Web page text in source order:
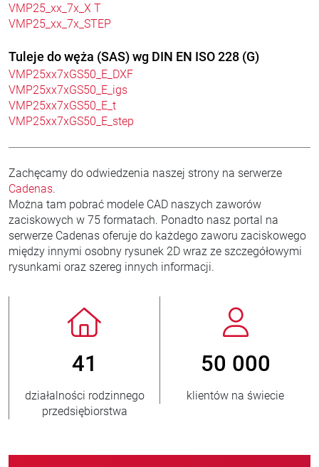
VMP25_xx_7x_X T
VMP25_xx_7x_STEP
Tuleje do węża (SAS) wg DIN EN ISO 228 (G)
VMP25xx7xGS50_E_DXF
VMP25xx7xGS50_E_igs
VMP25xx7xGS50_E_t
VMP25xx7xGS50_E_step
Zachęcamy do odwiedzenia naszej strony na serwerze
Cadenas.
Można tam pobrać modele CAD naszych zaworów
zaciskowych w 75 formatach. Ponadto nasz portal na
serwerze Cadenas oferuje do każdego zaworu zaciskowego
między innymi osobny rysunek 2D wraz ze szczegółowymi
rysunkami oraz szereg innych informacji.
rodzinnego
50 000
klientów na świecie